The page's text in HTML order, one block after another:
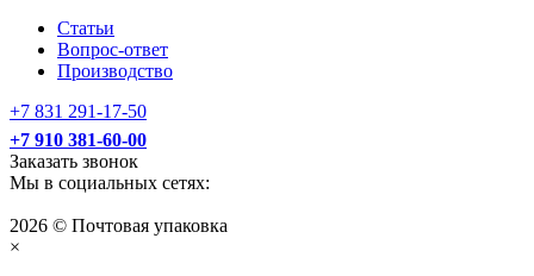
Статьи
Вопрос-ответ
Производство
+7 831 291-17-50
+7 910 381-60-00
Заказать звонок
Мы в социальных сетях:
2026 © Почтовая упаковка
×